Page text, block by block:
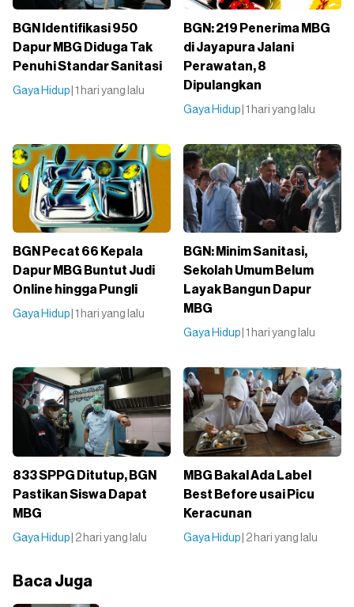
BGN Identifikasi 950
Dapur MBG Diduga Tak
Penuhi Standar Sanitasi
Gaya Hidup | 1 hari yang lalu
BGN: 219 Penerima MBG
di Jayapura Jalani
Perawatan, 8
Dipulangkan
Gaya Hidup | 1 hari yang lalu
BGN Pecat 66 Kepala
Dapur MBG Buntut Judi
Online hingga Pungli
Gaya Hidup | 1 hari yang lalu
BGN: Minim Sanitasi,
Sekolah Umum Belum
Layak Bangun Dapur
MBG
Gaya Hidup | 1 hari yang lalu
833 SPPG Ditutup, BGN
Pastikan Siswa Dapat
MBG
Gaya Hidup | 2 hari yang lalu
MBG Bakal Ada Label
Best Before usai Picu
Keracunan
Gaya Hidup | 2 hari yang lalu
Baca Juga